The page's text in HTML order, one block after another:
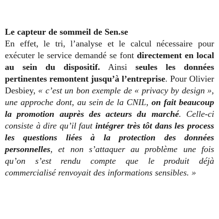
Le capteur de sommeil de Sen.se
En effet, le tri, l’analyse et le calcul nécessaire pour
exécuter le service demandé se font directement en local
au sein du dispositif. Ainsi seules les données
pertinentes remontent jusqu’à l’entreprise. Pour Olivier
Desbiey, « c’est un bon exemple de « privacy by design »,
une approche dont, au sein de la CNIL,on fait beaucoup
la promotion auprès des acteurs du marché. Celle-ci
consiste à dire qu’il faut intégrer très tôt dans les process
les questions liées à la protection des données
personnelles, et non s’attaquer au problème une fois
qu’on s’est rendu compte que le produit déjà
commercialisé renvoyait des informations sensibles. »